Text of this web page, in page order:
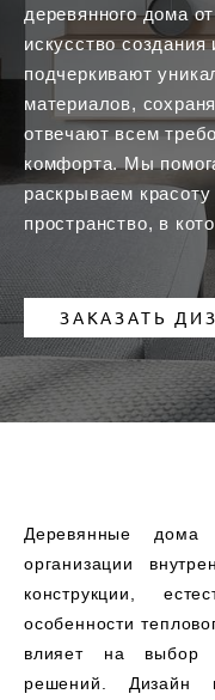
деревянного дома
искусство
подчеркивают
материалов,
отвечают всем
комфорта. Мы
раскрываем
пространство, в
ЗАКАЗАТЬ
Деревянные дома
организации
конструкции,
особенности
влияет на выбор
решений. Дизайн